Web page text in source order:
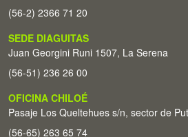
(56-2) 2366 71 20
SEDE DIAGUITAS
Juan Georgini Runi 1507, La Serena
(56-51) 236 26 00
OFICINA CHILOÉ
Pasaje Los Queltehues s/n, sector de
(56-65) 263 65 74